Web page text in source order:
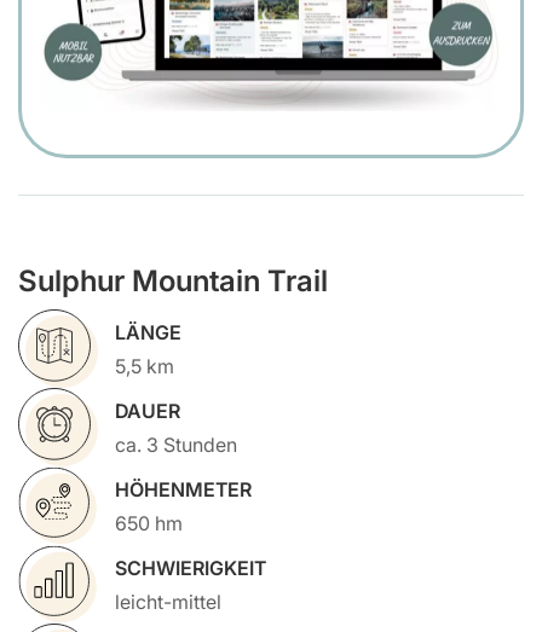
Sulphur Mountain Trail
LÄNGE
5,5 km
DAUER
ca. 3 Stunden
HÖHENMETER
650 hm
SCHWIERIGKEIT
leicht-mittel